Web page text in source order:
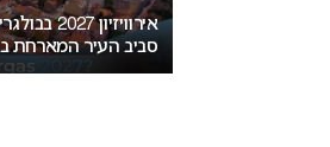
אירוויזיון
סביב העיר המארחת